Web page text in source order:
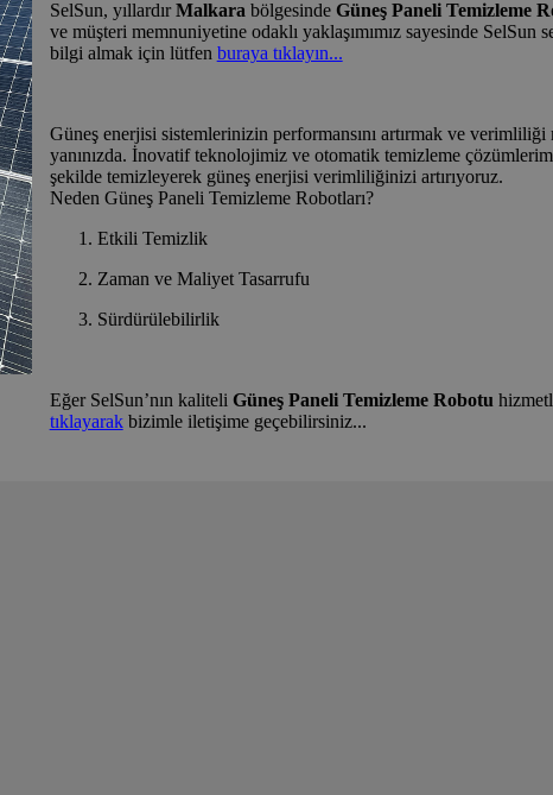
SelSun, yıllardırMalkara bölgesinde Güneş Paneli Temizleme
ve müşteri memnuniyetine odaklı yaklaşımımız sayesinde
bilgi almak için lütfen buraya tıklayın...
Güneş enerjisi sistemlerinizin performansını artırmak ve
yanınızda. İnovatif teknolojimiz ve otomatik temizleme
şekilde temizleyerek güneş enerjisi verimliliğinizi artırıyoruz.
Neden Güneş Paneli Temizleme Robotları?
Etkili Temizlik
Zaman ve Maliyet Tasarrufu
Sürdürülebilirlik
Eğer SelSun’nın kaliteli Güneş Paneli Temizleme Robotu
tıklayarakbizimle iletişime geçebilirsiniz...